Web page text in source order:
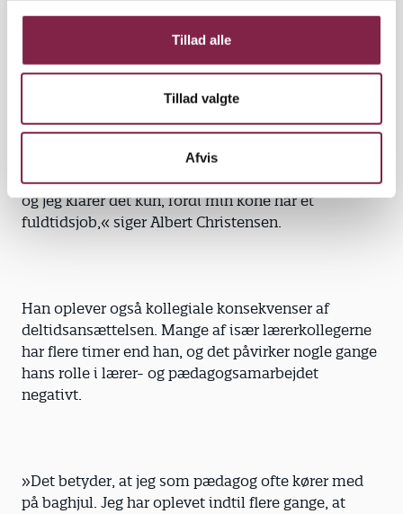
Tillad alle
Tillad valgte
Afvis
være den pædagog, han gerne vil være. Det rammer
ham også på pengepungen.
»Det har enorme konsekvenser for mig, hvis jeg
skal blive meget længere på den løn, jeg har i dag,
og jeg klarer det kun, fordi min kone har et
fuldtidsjob,« siger Albert Christensen.
Han oplever også kollegiale konsekvenser af
deltidsansættelsen. Mange af især lærerkollegerne
har flere timer end han, og det påvirker nogle gange
hans rolle i lærer- og pædagogsamarbejdet
negativt.
»Det betyder, at jeg som pædagog ofte kører med
på baghjul. Jeg har oplevet indtil flere gange, at